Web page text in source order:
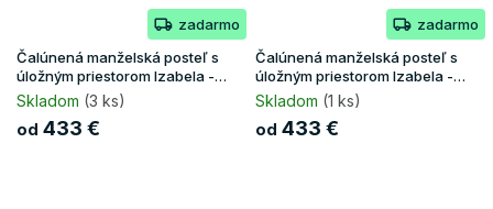
zadarmo
Čalúnená manželská posteľ s
úložným priestorom Izabela -
krémová
Skladom (3 ks)
od 433 €
zadarmo
Čalúnená manželská posteľ s
úložným priestorom Izabela -
ružová
Skladom (1 ks)
od 433 €